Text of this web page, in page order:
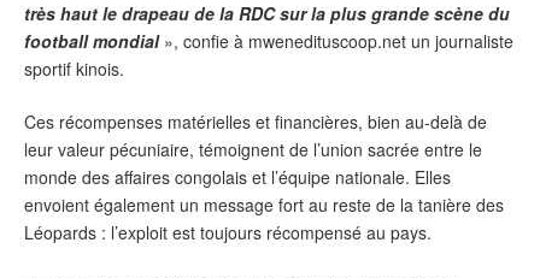
très haut le drapeau de la RDC sur la plus grande scène du
football mondial», confie à mwenedituscoop.net un journaliste
sportif kinois.
Ces récompenses matérielles et financières, bien au-delà de
leur valeur pécuniaire, témoignent de l’union sacrée entre le
monde des affaires congolais et l’équipe nationale. Elles
envoient également un message fort au reste de la tanière des
Léopards : l’exploit est toujours récompensé au pays.